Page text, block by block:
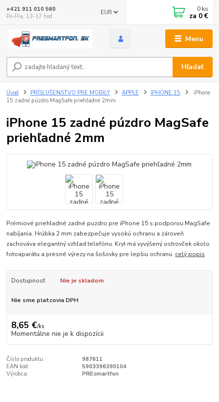
Menu
EUR
Hľadať
+421 911 010 560
Po-Pia, 13-17 hod.
0 ks
za 0 €
Úvod PRÍSLUŠENSTVO PRE MOBILY APPLE IPHONE 15
iPhone
15 zadné púzdro MagSafe priehľadné 2mm
iPhone 15 zadné púzdro MagSafe
priehľadné 2mm
Prémiové priehľadné zadné puzdro pre iPhone 15 s podporou MagSafe
nabíjania. Hrúbka 2 mm zabezpečuje vysokú ochranu a zároveň
zachováva elegantný vzhľad telefónu. Kryt má vyvýšený ostrovček okolo
fotoaparátu a presné výrezy na šošovky pre lepšiu ochranu. celý popis
Dostupnosť Nie je skladom
Nie sme platcovia DPH
8,65 €/ks
Momentálne nie je k dispozícii
Číslo produktu:
987611
EAN kód:
5903396390104
Výrobca:
PREsmartfon